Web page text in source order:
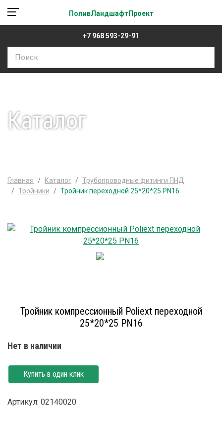
ПоливЛандшафтПроект
+7 968 593-29-91
Каталог
Главная Каталог
Трубопроводные фитинги ПНД
Тройники
Тройник переходной 25*20*25 PN16
Тройник компрессионный Poliext переходной
25*20*25 PN16
Нет в наличии
Купить в один клик
Артикул: 02140020